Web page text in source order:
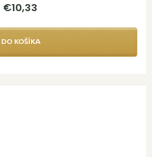
€10,33
DO KOŠÍKA